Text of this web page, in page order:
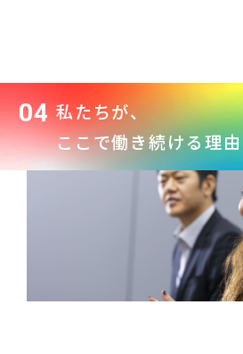
04 私たちが、
ここで働き続ける理由